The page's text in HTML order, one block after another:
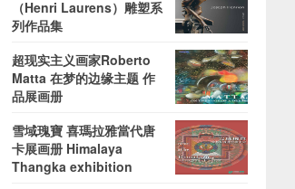
（Henri Laurens）雕塑系
列作品集
超现实主义画家Roberto
Matta 在梦的边缘主题 作
品展画册
雪域瑰寶 喜瑪拉雅當代唐
卡展画册 Himalaya
Thangka exhibition